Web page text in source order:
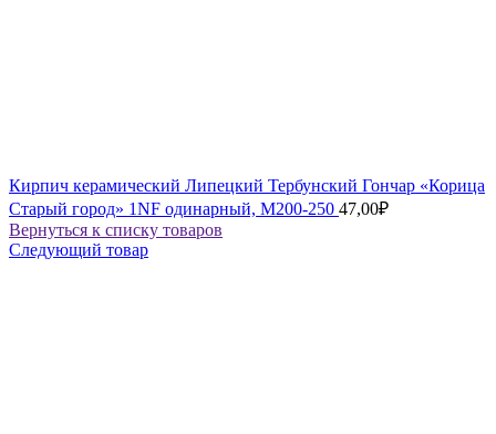
Кирпич керамический Липецкий Тербунский Гончар «Корица
Старый город» 1NF одинарный, М200-250 47,00₽
Вернуться к списку товаров
Следующий товар